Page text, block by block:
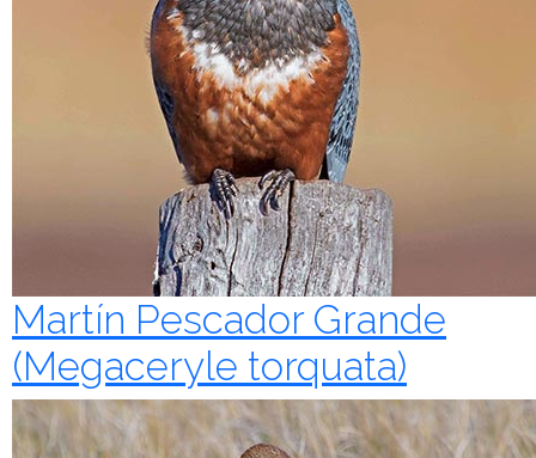
Martín Pescador Grande
(Megaceryle torquata)